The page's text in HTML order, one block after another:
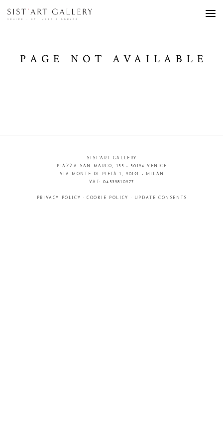
PAGE NOT AVAILABLE
SIST’ART GALLERY
PIAZZA SAN MARCO, 135 - 30124 VENICE
VIA MONTE DI PIETÀ 1, 20121 - MILAN
VAT: 04539810277
PRIVACY POLICY ·COOKIE POLICY · UPDATE CONSENTS